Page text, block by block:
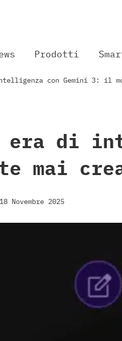
Prodotti
con Gemini 3: il
era di
mai
18 Novembre 2025